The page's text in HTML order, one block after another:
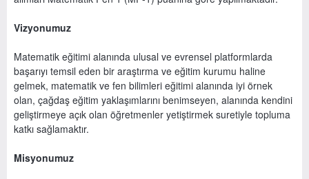
Vizyonumuz
Matematik eğitimi alanında ulusal ve evrensel platformlarda
başarıyı temsil eden bir araştırma ve eğitim kurumu haline
gelmek, matematik ve fen bilimleri eğitimi alanında iyi örnek
olan, çağdaş eğitim yaklaşımlarını benimseyen, alanında kendini
geliştirmeye açık olan öğretmenler yetiştirmek suretiyle topluma
katkı sağlamaktır.
Misyonumuz